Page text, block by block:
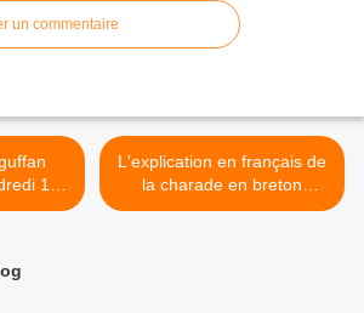
un commentaire
10
L'explication en français de
la charade en breton
proposée par Padrig,